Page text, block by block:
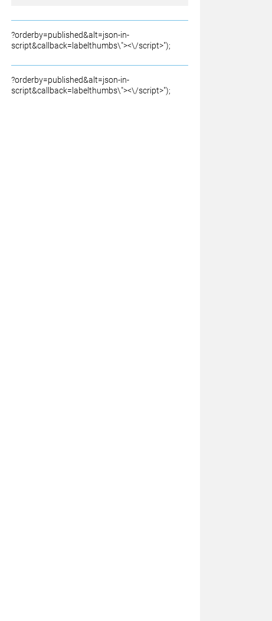
?orderby=published&alt=json-in-
script&callback=labelthumbs\"><\/script>");
?orderby=published&alt=json-in-
script&callback=labelthumbs\"><\/script>");